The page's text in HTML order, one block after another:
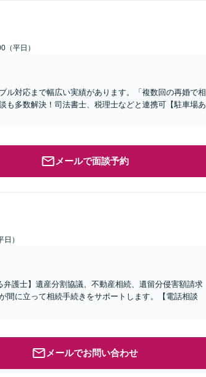
（平日）
ル対応まで幅広い実績があります。「複数回の再婚で相
も多数解決！司法書士、税理士などと連携可【駐車場あ
メールで面談予約
）
護士】遺産分割協議、不動産相続、遺留分侵害額請求
間に立って相続手続きをサポートします。【電話相談
メールでお問い合わせ